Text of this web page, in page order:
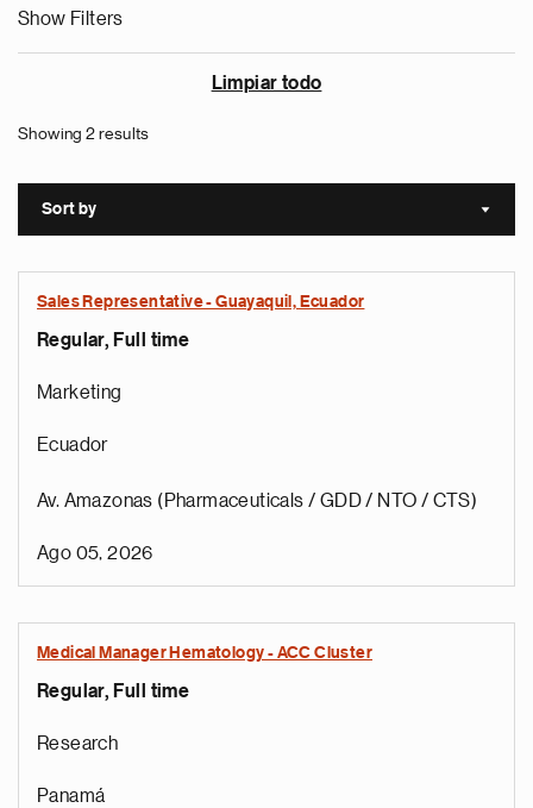
Show Filters
Limpiar todo
Showing 2 results
Sort by Sort
Sales Representative - Guayaquil, Ecuador
Regular, Full time
Marketing
Ecuador
Av. Amazonas (Pharmaceuticals / GDD / NTO / CTS)
Ago 05, 2026
Medical Manager Hematology - ACC Cluster
Regular, Full time
Research
Panamá